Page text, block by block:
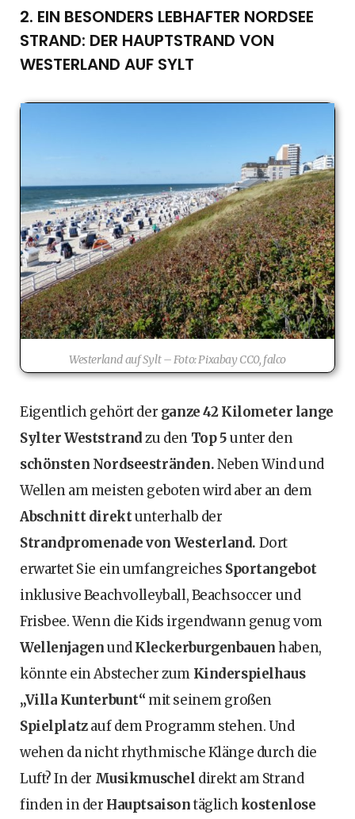
2. EIN BESONDERS LEBHAFTER NORDSEE
STRAND: DER HAUPTSTRAND VON
WESTERLAND AUF SYLT
Westerland auf Sylt – Foto: Pixabay CC0, falco
Eigentlich gehört der ganze 42 Kilometer lange
Sylter Weststrandzu den Top 5unter den
schönsten Nordseestränden.Neben Wind und
Wellen am meisten geboten wird aber an dem
Abschnitt direktunterhalb der
Strandpromenade von Westerland. Dort
erwartet Sie ein umfangreiches Sportangebot
inklusive Beachvolleyball, Beachsoccer und
Frisbee. Wenn die Kids irgendwann genug vom
WellenjagenundKleckerburgenbauenhaben,
könnte ein Abstecher zum Kinderspielhaus
„Villa Kunterbunt“ mit seinem großen
Spielplatzauf dem Programm stehen. Und
wehen da nicht rhythmische Klänge durch die
Luft? In der Musikmuschel direkt am Strand
finden in der Hauptsaisontäglichkostenlose